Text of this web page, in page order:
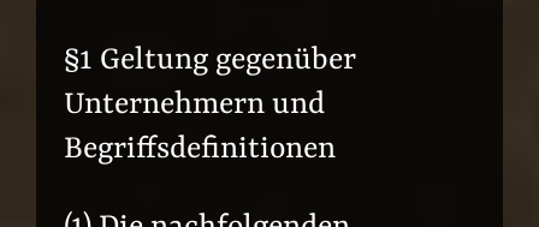
§1 Geltung gegenüber
Unternehmern und
Begriffsdefinitionen